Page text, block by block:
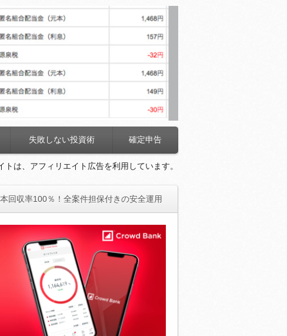
失敗しない投資術 確定申告
トは、アフィリエイト広告を利用しています。
回収率100％！全案件担保付きの安全運用